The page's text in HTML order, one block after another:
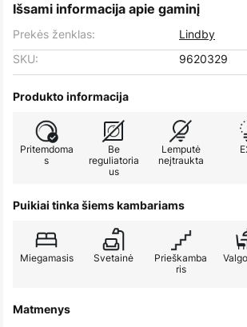
Išsami informacija apie gaminį
Prekės ženklas:
Lindby
SKU:
9620329
Produkto informacija
Pritemdoma
s
Be
reguliatoria
us
Lemputė
neįtraukta
Puikiai tinka šiems kambariams
Miegamasis Svetainė
Prieškamba
ris
Matmenys